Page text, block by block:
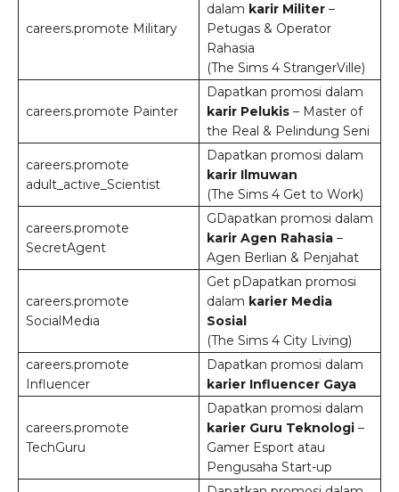
careers.promote Military
dalam karir Militer –
Petugas & Operator
Rahasia
(The Sims 4 StrangerVille)
careers.promote Painter
Dapatkan promosi dalam
karir Pelukis – Master of
the Real & Pelindung Seni
careers.promote
adult_active_Scientist
Dapatkan promosi dalam
karir Ilmuwan
(The Sims 4 Get to Work)
careers.promote
SecretAgent
GDapatkan promosi dalam
karir Agen Rahasia –
Agen Berlian & Penjahat
careers.promote
SocialMedia
Get pDapatkan promosi
dalam karier Media
Sosial
(The Sims 4 City Living)
careers.promote
Influencer
Dapatkan promosi dalam
karier Influencer Gaya
careers.promote
TechGuru
Dapatkan promosi dalam
karier Guru Teknologi –
Gamer Esport atau
Pengusaha Start-up